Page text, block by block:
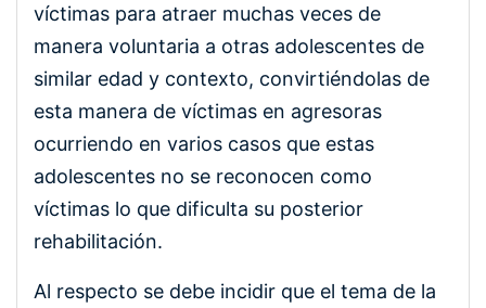
víctimas para atraer muchas veces de
manera voluntaria a otras adolescentes de
similar edad y contexto, convirtiéndolas de
esta manera de víctimas en agresoras
ocurriendo en varios casos que estas
adolescentes no se reconocen como
víctimas lo que dificulta su posterior
rehabilitación.
Al respecto se debe incidir que el tema de la